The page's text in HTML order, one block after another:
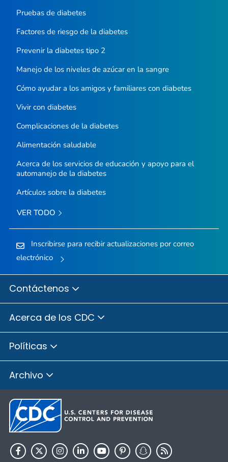
Pruebas de diabetes
Factores de riesgo de la diabetes
Prevenir la diabetes tipo 2
Manejo de los niveles de azúcar en la sangre
Cómo ayudar a los amigos y familiares con diabetes
Vivir con diabetes
Complicaciones de la diabetes
Alimentación saludable
Acerca de los servicios de educación y apoyo para el
automanejo de la diabetes
Artículos sobre la diabetes
VER TODO
Inscribirse para recibir actualizaciones por correo
electrónico
Contáctenos
Acerca de los CDC
Políticas
Archivo